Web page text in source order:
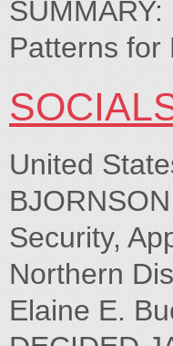
Patterns for
United
Security,
Northern
Elaine E.